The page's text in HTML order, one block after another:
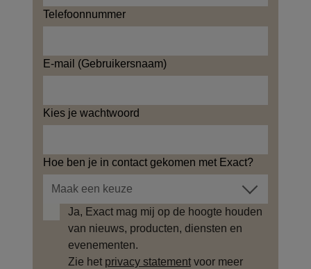
Telefoonnummer
E-mail (Gebruikersnaam)
Kies je wachtwoord
Hoe ben je in contact gekomen met Exact?
Ja, Exact mag mij op de hoogte houden
van nieuws, producten, diensten en
evenementen.
Zie het privacy statementvoor meer